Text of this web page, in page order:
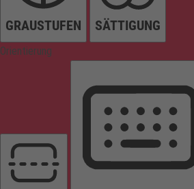
GRAUSTUFEN SÄTTIGUNG
Orientierung